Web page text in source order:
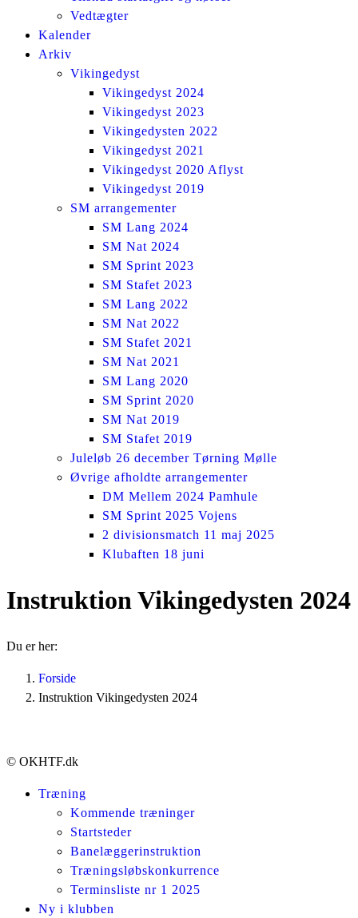
Vedtægter
Kalender
Arkiv
Vikingedyst
Vikingedyst 2024
Vikingedyst 2023
Vikingedysten 2022
Vikingedyst 2021
Vikingedyst 2020 Aflyst
Vikingedyst 2019
SM arrangementer
SM Lang 2024
SM Nat 2024
SM Sprint 2023
SM Stafet 2023
SM Lang 2022
SM Nat 2022
SM Stafet 2021
SM Nat 2021
SM Lang 2020
SM Sprint 2020
SM Nat 2019
SM Stafet 2019
Juleløb 26 december Tørning Mølle
Øvrige afholdte arrangementer
DM Mellem 2024 Pamhule
SM Sprint 2025 Vojens
2 divisionsmatch 11 maj 2025
Klubaften 18 juni
Instruktion Vikingedysten 2024
Du er her:
Forside
Instruktion Vikingedysten 2024
© OKHTF.dk
Træning
Kommende træninger
Startsteder
Banelæggerinstruktion
Træningsløbskonkurrence
Terminsliste nr 1 2025
Ny i klubben